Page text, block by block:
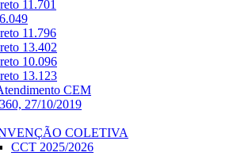
11.701
11.796
13.402
10.096
13.123
CEM
27/10/2019
COLETIVA
CCT 2025/2026